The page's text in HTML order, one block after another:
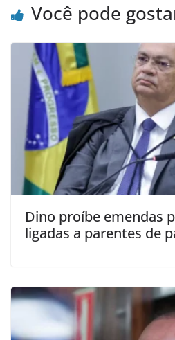
Você pode
Dino proíbe emendas
ligadas a parentes de